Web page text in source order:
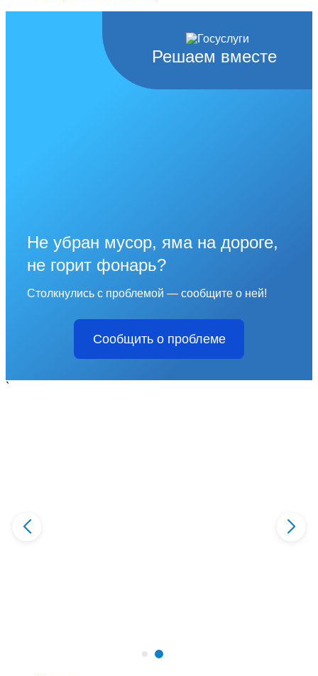
Решаем вместе
Не убран мусор, яма на дороге,
не горит фонарь?
Столкнулись с проблемой — сообщите о ней!
Сообщить о проблеме
`